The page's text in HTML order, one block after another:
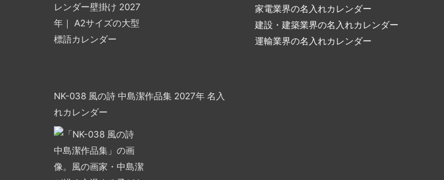
NK-038 風の詩 中島潔作品集 2027年 名入
れカレンダー
家電業界の名入れカレンダー
建設・建築業界の名入れカレンダー
運輸業界の名入れカレンダー